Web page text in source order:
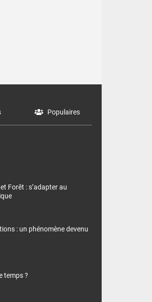
Populaires
Forêt : s’adapter au
: un phénomène devenu
temps ?